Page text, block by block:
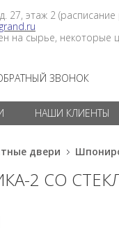
27, этаж 2
на сырье, некоторые
ЗВОНОК
НАШИ КЛИЕНТЫ
двери
2 СО